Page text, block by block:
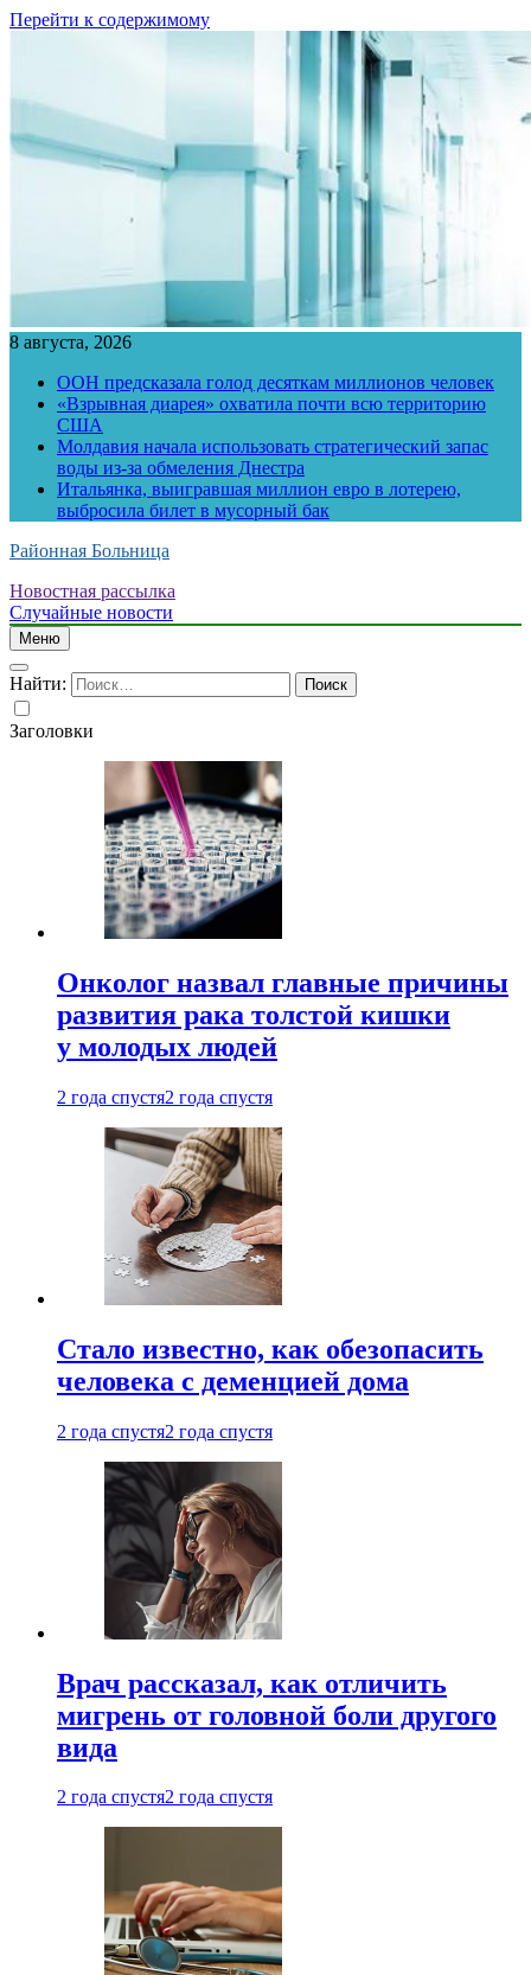
Перейти к содержимому
8 августа, 2026
ООН предсказала голод десяткам миллионов человек
«Взрывная диарея» охватила почти всю территорию
США
Молдавия начала использовать стратегический запас
воды из-за обмеления Днестра
Итальянка, выигравшая миллион евро в лотерею,
выбросила билет в мусорный бак
Районная Больница
Новостная рассылка
Случайные новости
Меню
Найти:
Заголовки
Онколог назвал главные причины
развития рака толстой кишки
у молодых людей
2 года спустя2 года спустя
Стало известно, как обезопасить
человека с деменцией дома
2 года спустя2 года спустя
Врач рассказал, как отличить
мигрень от головной боли другого
вида
2 года спустя2 года спустя